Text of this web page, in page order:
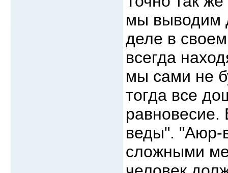
мы выводим
деле в
всегда
мы сами не
тогда все
веды". "Аюр-
сложными